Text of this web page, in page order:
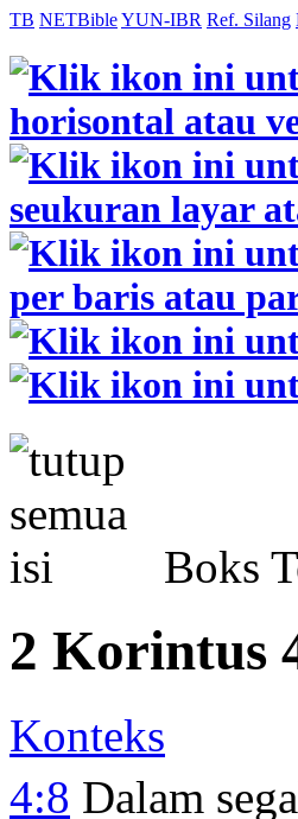
TB NETBibleYUN-IBR Ref. Silang
Boks
2 Korintus
Konteks
4:8 Dalam